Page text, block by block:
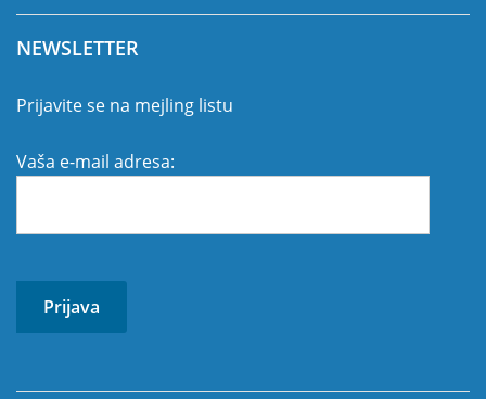
NEWSLETTER
Prijavite se na mejling listu
Vaša e-mail adresa: